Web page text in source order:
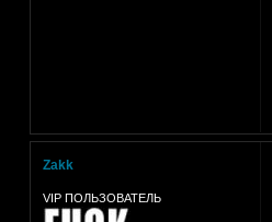
Zakk
VIP ПОЛЬЗОВАТЕЛЬ